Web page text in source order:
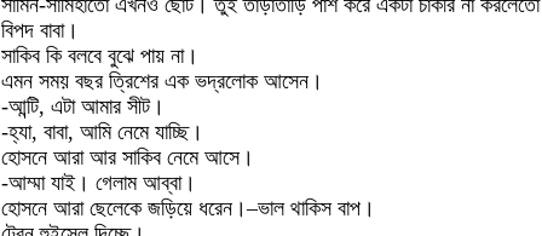
সামিন-সামিহাতো এখনও ছোট। তুই তাড়াতাড়ি পাশ করে একটা চাকরি না করলেতো
বিপদ বাবা।
সাকিব কি বলবে বুঝে পায় না।
এমন সময় বছর ত্রিশের এক ভদ্রলোক আসেন।
-আন্টি, এটা আমার সীট।
-হ্যা, বাবা, আমি নেমে যাচ্ছি।
হোসনে আরা আর সাকিব নেমে আসে।
-আম্মা যাই। গেলাম আব্বা।
হোসনে আরা ছেলেকে জড়িয়ে ধরেন।–ভাল থাকিস বাপ।